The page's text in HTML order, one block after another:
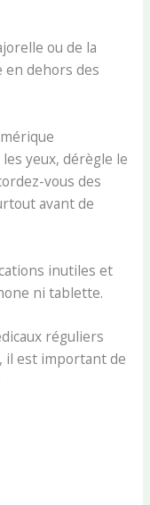
ou de la
en dehors des
yeux, dérègle le
vous des
avant de
inutiles et
ni tablette.
réguliers
il est important de